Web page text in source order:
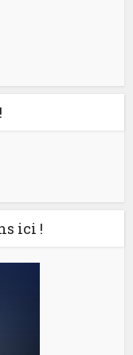
ici !